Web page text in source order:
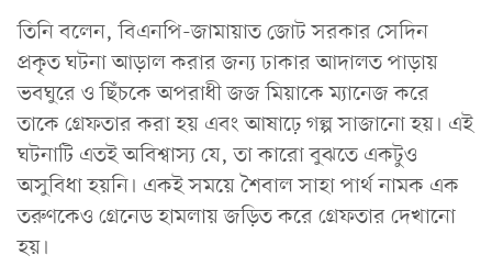
তিনি বলেন, বিএনপি-জামায়াত জোট সরকার সেদিন
প্রকৃত ঘটনা আড়াল করার জন্য ঢাকার আদালত পাড়ায়
ভবঘুরে ও ছিঁচকে অপরাধী জজ মিয়াকে ম্যানেজ করে
তাকে গ্রেফতার করা হয় এবং আষাঢ়ে গল্প সাজানো হয়। এই
ঘটনাটি এতই অবিশ্বাস্য যে, তা কারো বুঝতে একটুও
অসুবিধা হয়নি। একই সময়ে শৈবাল সাহা পার্থ নামক এক
তরুণকেও গ্রেনেড হামলায় জড়িত করে গ্রেফতার দেখানো
হয়।